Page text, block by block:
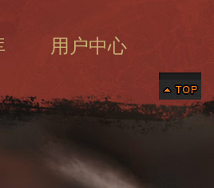
用户中心